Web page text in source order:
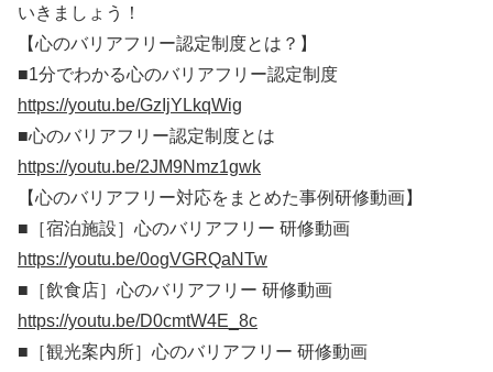
いきましょう！
【心のバリアフリー認定制度とは？】
■1分でわかる心のバリアフリー認定制度
https://youtu.be/GzIjYLkqWig
■心のバリアフリー認定制度とは
https://youtu.be/2JM9Nmz1gwk
【心のバリアフリー対応をまとめた事例研修動画】
■［宿泊施設］心のバリアフリー 研修動画
https://youtu.be/0ogVGRQaNTw
■［飲食店］心のバリアフリー 研修動画
https://youtu.be/D0cmtW4E_8c
■［観光案内所］心のバリアフリー 研修動画